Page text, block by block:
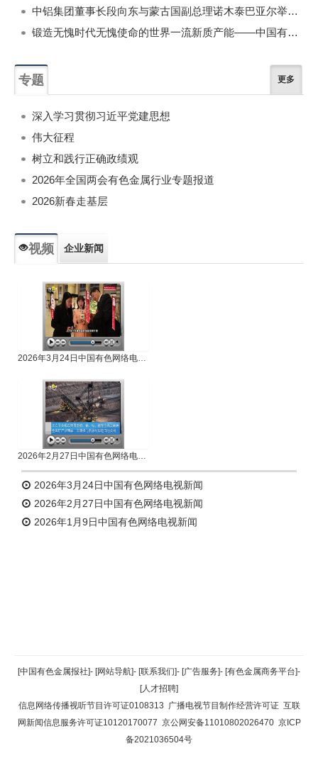
中铝集团董事长段向东与蒙古国副总理诺木泰巴亚尔举行会谈
锻造无愧时代无愧使命的世界一流新质产能——中国有色金属工业的战略应对与破局之道（二）
专题 更多
深入学习贯彻习近平党建思想
伟大征程
树立和践行正确政绩观
2026年全国两会有色金属行业专题报道
2026新春走基层
视频 企业新闻
2026年3月24日中国有色网络电视新闻
2026年2月27日中国有色网络电视新闻
2026年3月24日中国有色网络电视新闻
2026年2月27日中国有色网络电视新闻
2026年1月9日中国有色网络电视新闻
返回顶部
返回首页
[中国有色金属报社]- [网站导航]- [联系我们]- [广告服务]- [有色金属商务平台]-
[人才招聘]
信息网络传播视听节目许可证0108313 广播电视节目制作经营许可证 互联
网新闻信息服务许可证10120170077 京公网安备11010802026470 京ICP
备2021036504号